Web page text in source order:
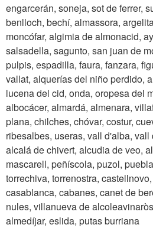
engarcerán, soneja, sot de ferrer,
benlloch, bechí, almassora,
moncófar, algimia de almonacid,
salsadella, sagunto, san juan de
pulpis, espadilla, faura, fanzara,
vallat, alquerías del niño perdido,
lucena del cid, onda, oropesa del
albocácer, almardá, almenara,
plana, chilches, chóvar, costur,
ribesalbes, useras, vall d'alba,
alcalá de chivert, alcudia de veo,
mascarell, peñíscola, puzol,
torrechiva, torrenostra,
casablanca, cabanes, canet de
nules, villanueva de
almedíjar, eslida, putas burriana